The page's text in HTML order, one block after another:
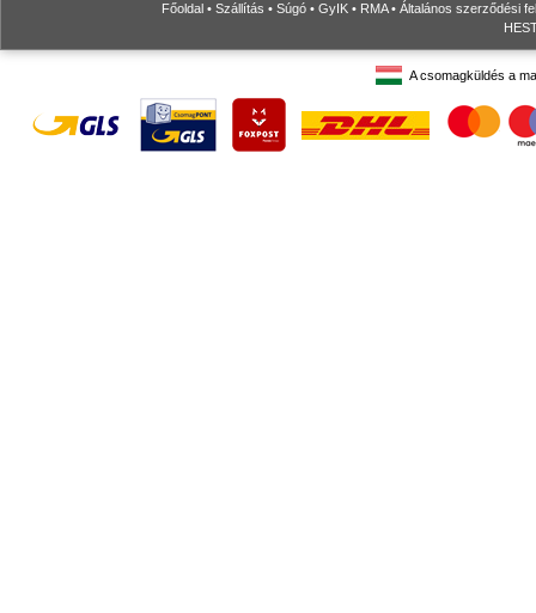
Főoldal • Szállítás • Súgó • GyIK • RMA• Általános szerződési
A csomagküldés a